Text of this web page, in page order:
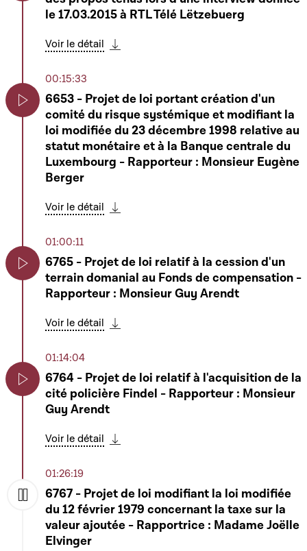
le 17.03.2015 à RTL Télé Lëtzebuerg
Voir le détail
00:15:33
6653 - Projet de loi portant création d'un
comité du risque systémique et modifiant la
loi modifiée du 23 décembre 1998 relative au
statut monétaire et à la Banque centrale du
Luxembourg - Rapporteur : Monsieur Eugène
Berger
Voir le détail
01:00:11
6765 - Projet de loi relatif à la cession d'un
terrain domanial au Fonds de compensation -
Rapporteur : Monsieur Guy Arendt
Voir le détail
01:14:04
6764 - Projet de loi relatif à l'acquisition de la
cité policière Findel - Rapporteur : Monsieur
Guy Arendt
Voir le détail
01:26:19
6767 - Projet de loi modifiant la loi modifiée
du 12 février 1979 concernant la taxe sur la
valeur ajoutée - Rapportrice : Madame Joëlle
Elvinger